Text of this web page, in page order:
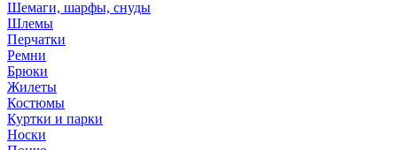
Шемаги, шарфы, снуды
Шлемы
Перчатки
Ремни
Брюки
Жилеты
Костюмы
Куртки и парки
Носки